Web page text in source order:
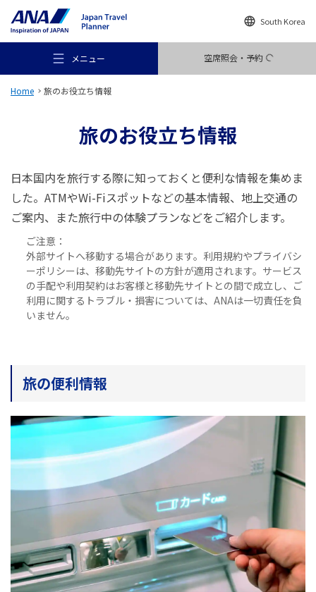
South Korea
メニュー 空席照会・予約
おすすめの旅
旅のアイデア
行き先
旅のお役立ち情報
閉じる
Home 旅のお役立ち情報
旅のお役立ち情報
日本国内を旅行する際に知っておくと便利な情報を集めま
した。ATMやWi-Fiスポットなどの基本情報、地上交通の
ご案内、また旅行中の体験プランなどをご紹介します。
ご注意：
外部サイトへ移動する場合があります。利用規約やプライバシ
ーポリシーは、移動先サイトの方針が適用されます。サービス
の手配や利用契約はお客様と移動先サイトとの間で成立し、ご
利用に関するトラブル・損害については、ANAは一切責任を負
いません。
旅の便利情報